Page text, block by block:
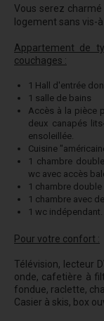
Vous serez
logement sans vis-
Appartement de
couchages :
1 Hall d'entrée
1 salle de bains
Accès à la pièce
deux canapés
ensoleillée.
Cuisine
1 chambre
wc avec accès
1 chambre
1 chambre avec
1 wc indépendant.
Pour votre confort :
Télévision, lecteur
onde, cafetière à
fondue, raclette,
Casier à skis, box